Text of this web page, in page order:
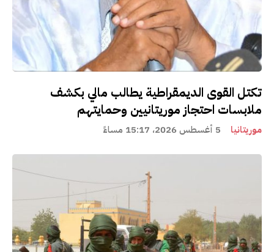
تكتل القوى الديمقراطية يطالب مالي بكشف
ملابسات احتجاز موريتانيين وحمايتهم
موريتانيا 5 أغسطس 2026، 15:17 مساءً